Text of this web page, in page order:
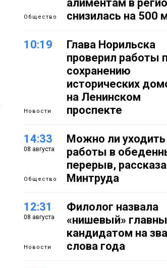
Общество
алиментам в
снизилась на 500
10:19
Новости
Глава Норильска
проверил работы
сохранению
исторических
на Ленинском
проспекте
14:33
08 августа
Общество
Можно ли уходить
работы в
перерыв,
Минтруда
12:31
08 августа
Новости
Филолог назвала
«нишевый»
кандидатом на
слова года